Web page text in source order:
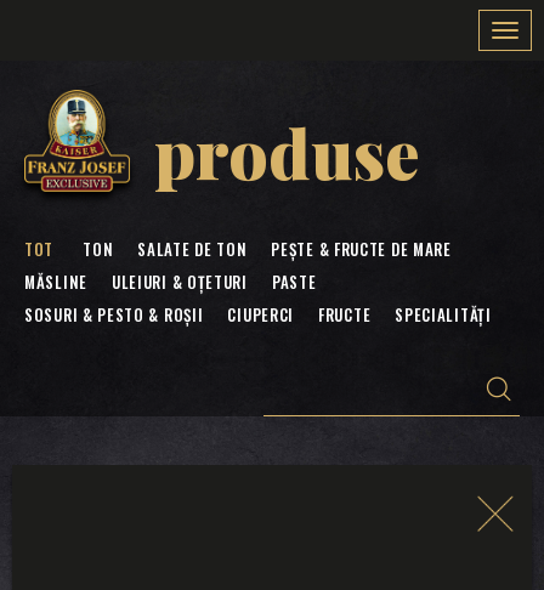
produse
TOT TON SALATE DE TON
PEȘTE & FRUCTE DE MARE
MĂSLINE
ULEIURI & OȚETURI
PASTE
SOSURI & PESTO & ROȘII
CIUPERCI FRUCTE SPECIALITĂȚI